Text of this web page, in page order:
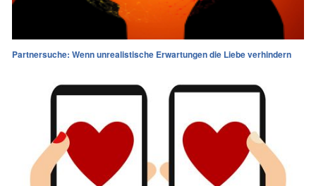
Partnersuche: Wenn unrealistische Erwartungen die Liebe verhindern